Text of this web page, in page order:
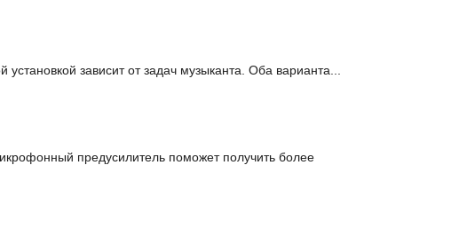
зависит от задач музыканта. Оба варианта...
предусилитель поможет получить более